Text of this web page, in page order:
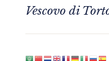
Vescovo di